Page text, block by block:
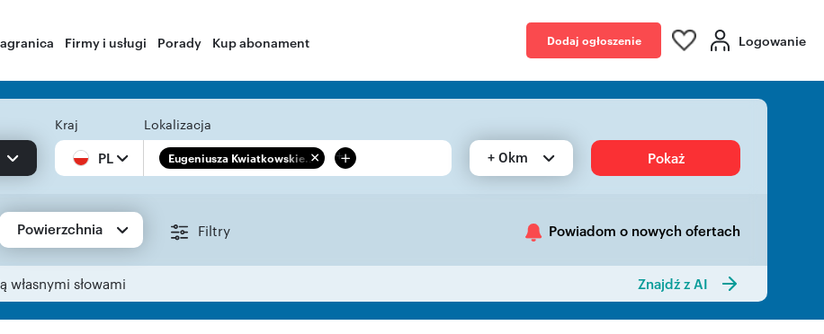
Firmy i usługi Porady Kup abonament Dodaj ogłoszenie Logowanie
Kraj
PL
Lokalizacja
Eugeniusza Kwiatkowskie... + + 0km Pokaż
Powierzchnia Filtry Powiadom o nowych ofertach
słowami Znajdź z AI